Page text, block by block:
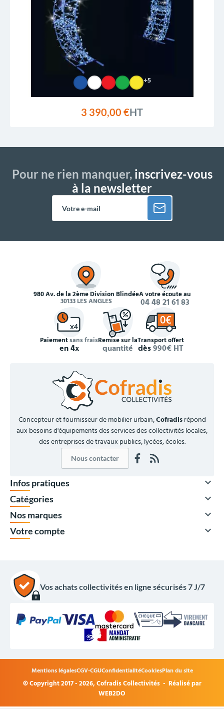
1 512,00 €TTC
Options du produit
+5
3 390,00 €HT
Pour ne rien manquer,inscrivez-vous
à la newsletter
980 Av. de la 2ème Division Blindée
30133 LES ANGLES
À votre écoute au
04 48 21 61 83
Paiementsans frais
en 4x
Remise sur la
quantité
Transport offert
dès990€ HT
Concepteur et fournisseur de mobilier urbain,Cofradisrépond
aux besoins d'équipements des services des collectivités locales,
des entreprises de travaux publics, lycées, écoles.
Nous contacter
Infos pratiques 
Catégories 
Nos marques 
Votre compte 
Vos achats collectivités en ligne sécurisés 7 J/7
© Copyright 2017 - 2026,Cofradis Collectivités - Réalisé par
WEB2DO
Mentions légalesCGV-CGUConfidentialitéCookiesPlan du site